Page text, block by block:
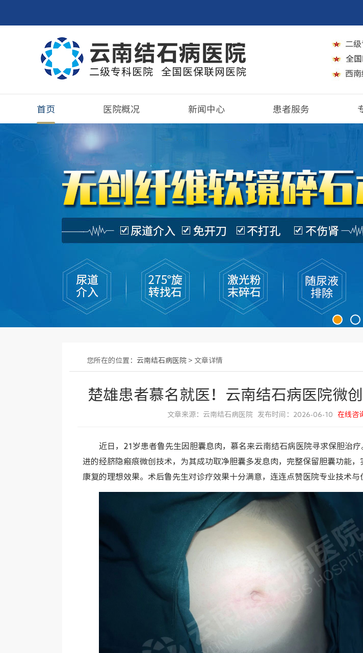
首页 医院概况 新闻中心 患者服务
您所在的位置： 云南结石病医院 > 文章详情
楚雄患者慕名就医！云南结石病医院微
文章来源：云南结石病医院 发布时间：2026-06-10 在线咨
近日，21岁患者鲁先生因胆囊息肉，慕名来云南结石病医院寻求保胆治
进的经脐隐瘢痕微创技术，为其成功取净胆囊多发息肉，完整保留胆囊功能，
康复的理想效果。术后鲁先生对诊疗效果十分满意，连连点赞医院专业技术与